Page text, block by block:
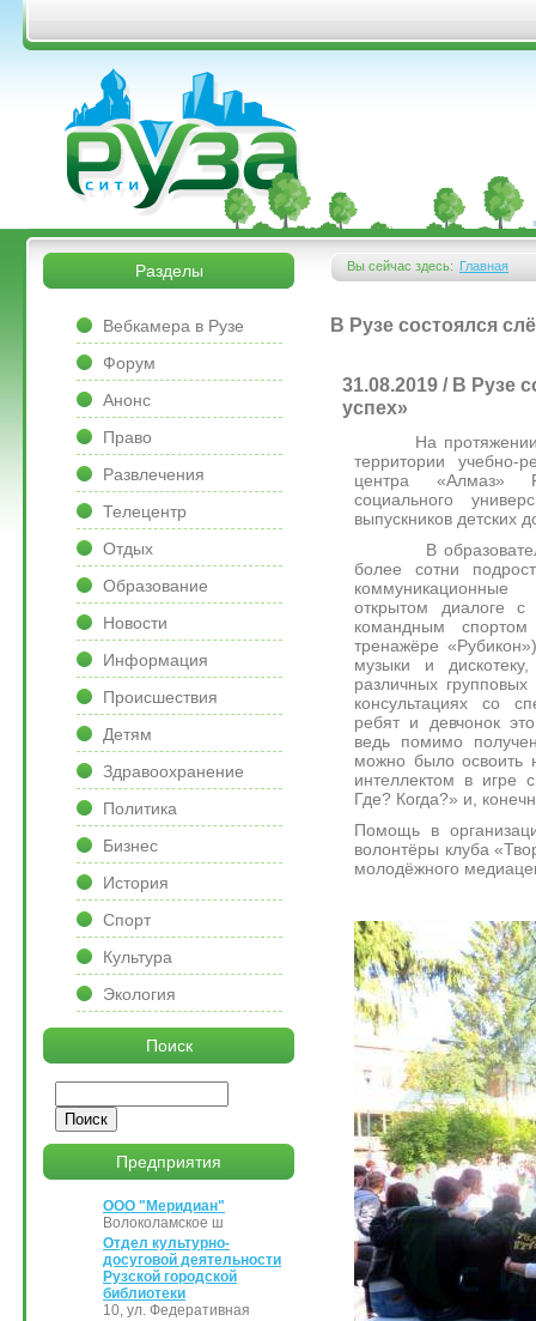
Перейти к основному содержанию
&bsps;
&bsps;
Вы сейчас здесь:
Вы здесь
Главная
В Рузе состоялся
31.08.2019 / В Рузе
успех»
На протяжении
территории учебно-
центра «Алмаз»
социального
выпускников детских
В
более сотни
открытом диалоге с
командным
тренажёре
музыки и
различных
консультациях со
ребят и девчонок
ведь помимо
можно было освоить
интеллектом в игре
Где? Когда?» и,
Помощь в
волонтёры клуба
молодёжного
Разделы
Вебкамера в Рузе
Форум
Анонс
Право
Развлечения
Телецентр
Отдых
Образование
Новости
Информация
Происшествия
Детям
Здравоохранение
Политика
Бизнес
История
Спорт
Культура
Экология
Поиск
Предприятия
ООО "Меридиан"
Волоколамское ш
Отдел культурно-
досуговой деятельности
Рузской городской
библиотеки
10, ул. Федеративная